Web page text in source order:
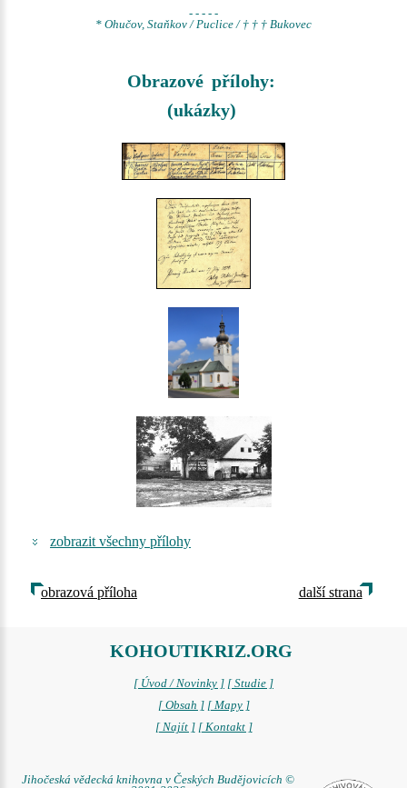
- - - - -
* Ohučov, Staňkov / Puclice / † † † Bukovec
Obrazové přílohy:
(ukázky)
zobrazit všechny přílohy
obrazová příloha další strana
KOHOUTIKRIZ.ORG
[ Úvod / Novinky ] [ Studie ]
[ Obsah ] [ Mapy ]
[ Najít ] [ Kontakt ]
Jihočeská vědecká knihovna v Českých Budějovicích ©